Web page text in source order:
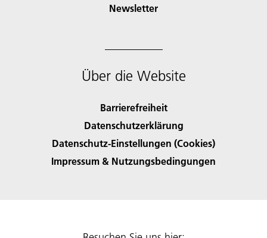
Newsletter
Über die Website
Barrierefreiheit
Datenschutzerklärung
Datenschutz-Einstellungen (Cookies)
Impressum & Nutzungsbedingungen